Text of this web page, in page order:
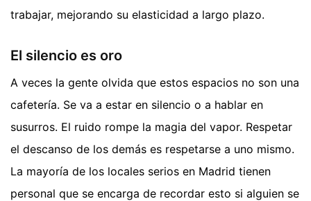
trabajar, mejorando su elasticidad a largo plazo.
El silencio es oro
A veces la gente olvida que estos espacios no son una
cafetería. Se va a estar en silencio o a hablar en
susurros. El ruido rompe la magia del vapor. Respetar
el descanso de los demás es respetarse a uno mismo.
La mayoría de los locales serios en Madrid tienen
personal que se encarga de recordar esto si alguien se